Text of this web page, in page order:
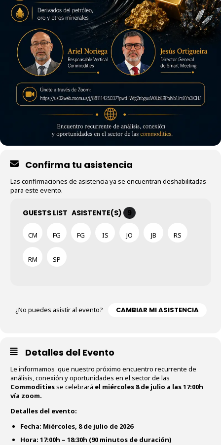
Confirma tu asistencia
Las confirmaciones de asistencia ya se encuentran deshabilitadas
para este evento.
GUESTS LIST ASISTENTE(S) 9
CM FG FG IS JO JB RS
RM SP
¿No puedes asistir al evento? CAMBIAR MI ASISTENCIA
Detalles del Evento
Le informamos que nuestro próximo encuentro recurrente de
análisis, conexión y oportunidades en el sector de las
Commoditiesse celebrará el miércoles 8 de julio a las 17:00h
vía zoom.
Detalles del evento:
Fecha: Miércoles, 8 de julio de 2026
Hora: 17:00h – 18:30h (90 minutos de duración)